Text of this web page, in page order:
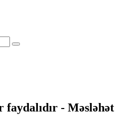
faydalıdır - Məsləhət